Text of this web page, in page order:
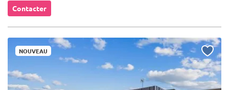
Contacter
NOUVEAU